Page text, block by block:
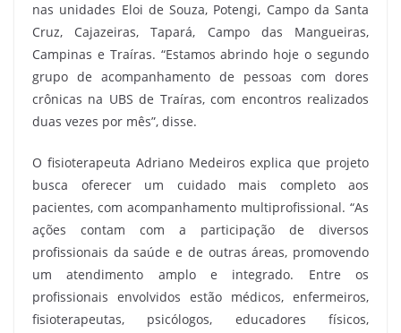
nas unidades Eloi de Souza, Potengi, Campo da Santa
Cruz, Cajazeiras, Tapará, Campo das Mangueiras,
Campinas e Traíras. “Estamos abrindo hoje o segundo
grupo de acompanhamento de pessoas com dores
crônicas na UBS de Traíras, com encontros realizados
duas vezes por mês”, disse.
O fisioterapeuta Adriano Medeiros explica que projeto
busca oferecer um cuidado mais completo aos
pacientes, com acompanhamento multiprofissional. “As
ações contam com a participação de diversos
profissionais da saúde e de outras áreas, promovendo
um atendimento amplo e integrado. Entre os
profissionais envolvidos estão médicos, enfermeiros,
fisioterapeutas, psicólogos, educadores físicos,